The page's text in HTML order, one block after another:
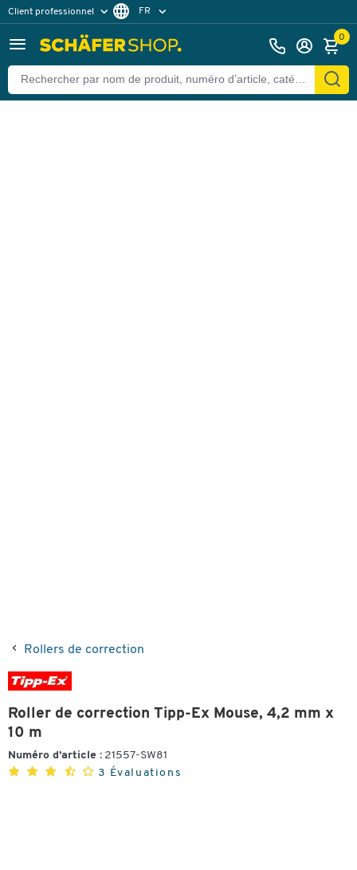
Client professionnel
Client particulier
FR
0
Rollers de correction
Roller de correction Tipp-Ex Mouse, 4,2 mm x
10 m
Numéro d’article : 21557-SW81
3 Évaluations
Retour